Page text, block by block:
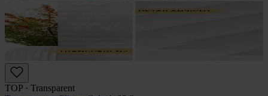
TOP · Transparent